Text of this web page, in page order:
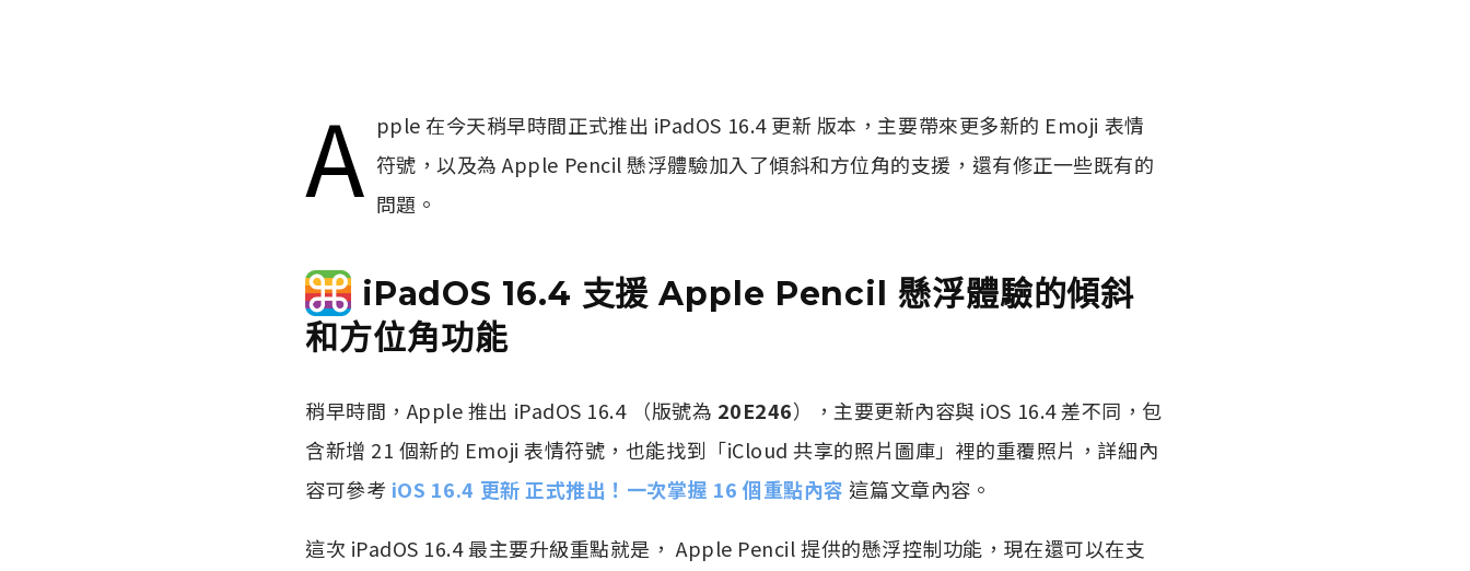
A pple 在今天稍早時間正式推出 iPadOS 16.4 更新 版本，主要帶來更多新的 Emoji 表情
符號，以及為 Apple Pencil 懸浮體驗加入了傾斜和方位角的支援，還有修正一些既有的
問題。
iPadOS 16.4 支援 Apple Pencil 懸浮體驗的傾斜
和方位角功能
稍早時間，Apple 推出 iPadOS 16.4 （版號為 20E246），主要更新內容與 iOS 16.4 差不同，包
含新增 21 個新的 Emoji 表情符號，也能找到「iCloud 共享的照片圖庫」裡的重覆照片，詳細內
容可參考 iOS 16.4 更新 正式推出！一次掌握 16 個重點內容 這篇文章內容。
這次 iPadOS 16.4 最主要升級重點就是， Apple Pencil 提供的懸浮控制功能，現在還可以在支